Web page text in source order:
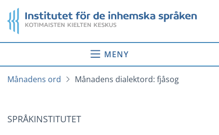
till
innehåll
Startsida
MENY
Månadens ord Månadens dialektord: fjåsog
SPRÅKINSTITUTET